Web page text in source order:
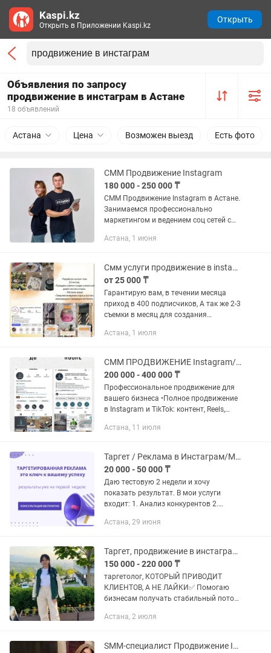
Объявления по запросу
продвижение в инстаграм в Астане
18 объявлений
Астана Цена Возможен выезд Есть фото
СММ Продвижение Instagram
180 000 - 250 000 ₸
СММ Продвижение Instagram в Астане.
Занимаемся профессионально
маркетингом и ведением соц сетей с
комплексным ведением компаний В2В,
Астана, 1 июня
Смм услуги продвижение в instagram
от 25 000 ₸
Гарантирую вам, в течении месяца
приход в 400 подписчиков, А так же 2-3
съемки в месяц для создания
сторис в день: регулярный контент с
Астана, 1 июля
СММ ПРОДВИЖЕНИЕ Instagram/Tik Tok
200 000 - 400 000 ₸
Профессиональное продвижение для
вашего бизнеса •Полное продвижение
в Instagram и TikTok: контент, Reels,
таргетированной рекламы (Instagram,
Астана, 11 июля
Таргет / Реклама в Инстаграм/Маркетолог/ Продвижение
20 000 - 50 000 ₸
Даю тестовую 2 недели и хочу
показать результат. В мои услуги
входит: 1. Анализ конкурентов 2.
офферов и креативов (из материалов
Астана, 29 июня
Таргет, продвижение в инстаграм, таргетолог
150 000 - 220 000 ₸
таргетолог, КОТОРЫЙ ПРИВОДИТ
КЛИЕНТОВ, А НЕ ЛАЙКИ✅ Помогаю
бизнесам получать стабильный поток
рекламу💥 ☑️Без слива бюджета и
Астана, 2 июля
SMM-специалист Продвижение Instagram / TikTok / Facebook
Kaspi.kz
Открыть в Приложении Kaspi.kz
Открыть